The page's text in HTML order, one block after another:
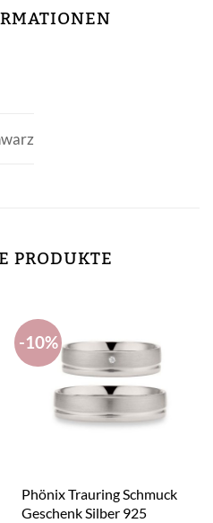
PRODUKTE
-10%
Phönix Trauring Schmuck
Geschenk Silber 925